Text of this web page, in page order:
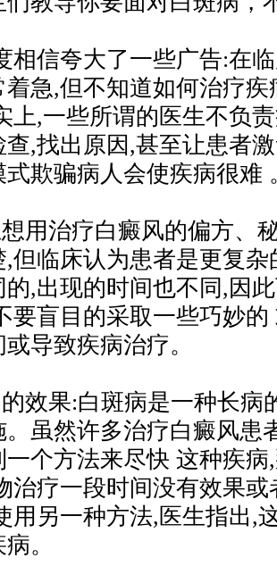
信夸大了一些广告:在临
着急,但不知道如何治疗
上,一些所谓的医生不负
查,找出原因,甚至让患者
式欺骗病人会使疾病很难
治疗白癜风的偏方、
,但临床认为患者是更复
的,出现的时间也不同,因
要盲目的采取一些巧妙
导致疾病治疗。
果:白斑病是一种长病
。虽然许多治疗白癜风患
一个方法来尽快 这种疾
治疗一段时间没有效果
用另一种方法,医生指出,
。